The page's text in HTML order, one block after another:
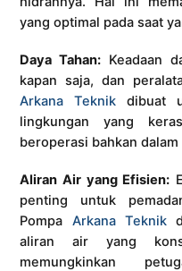
yang optimal pada saat
Daya Tahan: Keadaan
kapan saja, dan
Arkana Teknik dibuat
lingkungan yang
beroperasi bahkan
Aliran Air yang Efisien:
penting untuk
Pompa Arkana Teknik
aliran air yang
memungkinkan